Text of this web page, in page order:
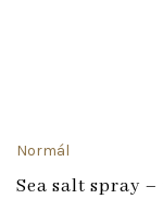
Normál
Sea salt spray